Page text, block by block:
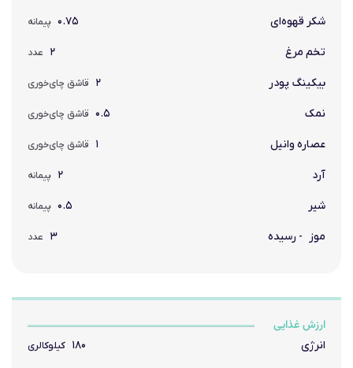
شکر قهوه‌ای ۰.۷۵ پیمانه
تخم مرغ ۲ عدد
بیکینگ پودر ۲ قاشق چای‌خوری
نمک ۰.۵ قاشق چای‌خوری
عصاره وانیل ۱ قاشق چای‌خوری
آرد ۲ پیمانه
شیر ۰.۵ پیمانه
موز - رسیده ۳ عدد
ارزش غذایی
انرژی ۱۸۰ کیلوکالری